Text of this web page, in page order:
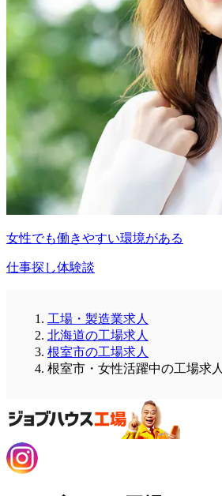
女性でも働きやすい環境がある
仕事探し体験談
工場・製造業求人
北海道の工場求人
根室市の工場求人
根室市・女性活躍中の工場求人